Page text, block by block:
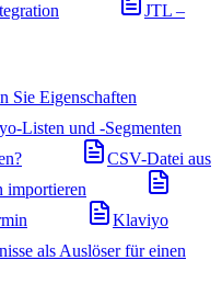
JTL –
Sie Eigenschaften
Listen und -Segmenten
CSV-Datei aus
importieren
Klaviyo
als Auslöser für einen